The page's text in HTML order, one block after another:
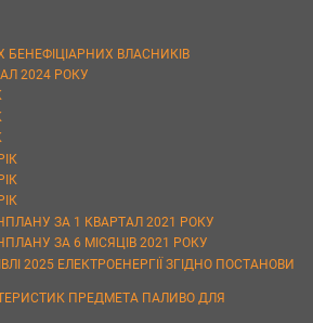
БЕНЕФІЦІАРНИХ ВЛАСНИКІВ
2024 РОКУ
ЗА 1 КВАРТАЛ 2021 РОКУ
ЗА 6 МІСЯЦІВ 2021 РОКУ
2025 ЕЛЕКТРОЕНЕРГІЇ ЗГІДНО ПОСТАНОВИ
ПРЕДМЕТА ПАЛИВО ДЛЯ